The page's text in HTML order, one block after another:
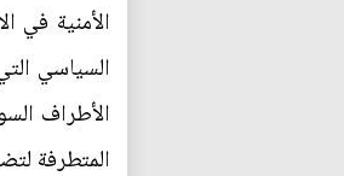
الأمنية في
السياسي
الأطراف
المتطرفة